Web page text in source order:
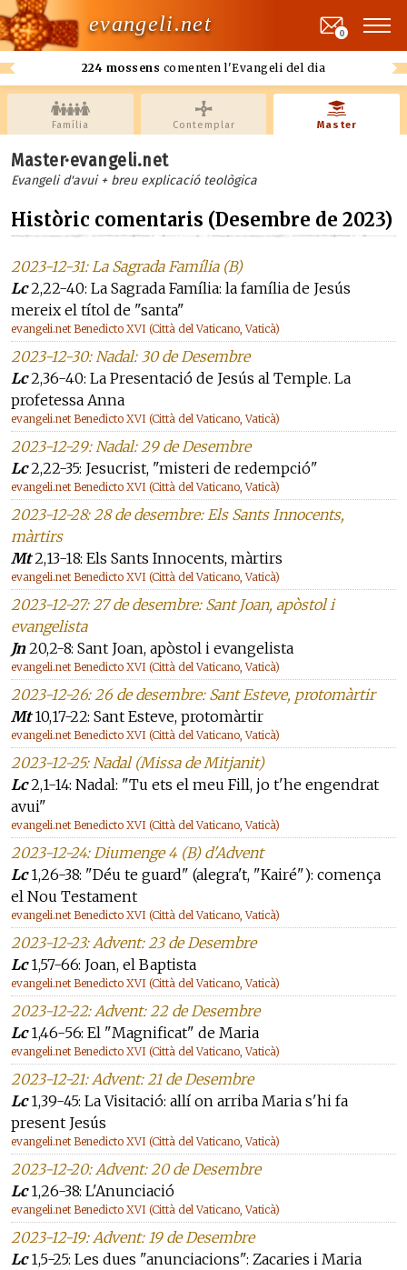
evangeli.net
224 mossens comenten l'Evangeli del dia
0
Família Contemplar Master
Master·evangeli.net
Evangeli d'avui + breu explicació teològica
Històric comentaris (Desembre de 2023)
2023-12-31: La Sagrada Família (B)
Lc2,22-40: La Sagrada Família: la família de Jesús
mereix el títol de "santa"
evangeli.net Benedicto XVI (Città del Vaticano, Vaticà)
2023-12-30: Nadal: 30 de Desembre
Lc2,36-40: La Presentació de Jesús al Temple. La
profetessa Anna
evangeli.net Benedicto XVI (Città del Vaticano, Vaticà)
2023-12-29: Nadal: 29 de Desembre
Lc2,22-35: Jesucrist, "misteri de redempció"
evangeli.net Benedicto XVI (Città del Vaticano, Vaticà)
2023-12-28: 28 de desembre: Els Sants Innocents,
màrtirs
Mt2,13-18: Els Sants Innocents, màrtirs
evangeli.net Benedicto XVI (Città del Vaticano, Vaticà)
2023-12-27: 27 de desembre: Sant Joan, apòstol i
evangelista
Jn20,2-8: Sant Joan, apòstol i evangelista
evangeli.net Benedicto XVI (Città del Vaticano, Vaticà)
2023-12-26: 26 de desembre: Sant Esteve, protomàrtir
Mt10,17-22: Sant Esteve, protomàrtir
evangeli.net Benedicto XVI (Città del Vaticano, Vaticà)
2023-12-25: Nadal (Missa de Mitjanit)
Lc2,1-14: Nadal: "Tu ets el meu Fill, jo t'he engendrat
avui"
evangeli.net Benedicto XVI (Città del Vaticano, Vaticà)
2023-12-24: Diumenge 4 (B) d'Advent
Lc1,26-38: "Déu te guard" (alegra't, "Kairé"): comença
el Nou Testament
evangeli.net Benedicto XVI (Città del Vaticano, Vaticà)
2023-12-23: Advent: 23 de Desembre
Lc1,57-66: Joan, el Baptista
evangeli.net Benedicto XVI (Città del Vaticano, Vaticà)
2023-12-22: Advent: 22 de Desembre
Lc1,46-56: El "Magnificat" de Maria
evangeli.net Benedicto XVI (Città del Vaticano, Vaticà)
2023-12-21: Advent: 21 de Desembre
Lc1,39-45: La Visitació: allí on arriba Maria s'hi fa
present Jesús
evangeli.net Benedicto XVI (Città del Vaticano, Vaticà)
2023-12-20: Advent: 20 de Desembre
Lc1,26-38: L'Anunciació
evangeli.net Benedicto XVI (Città del Vaticano, Vaticà)
2023-12-19: Advent: 19 de Desembre
Lc1,5-25: Les dues "anunciacions": Zacaries i Maria